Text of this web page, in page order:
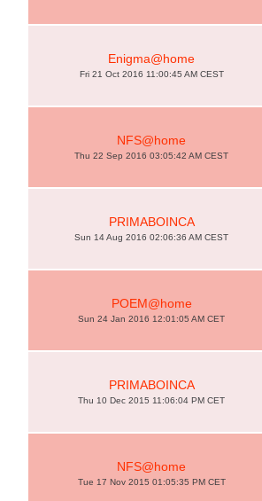
Enigma@home
Fri 21 Oct 2016 11:00:45 AM CEST
NFS@home
Thu 22 Sep 2016 03:05:42 AM CEST
PRIMABOINCA
Sun 14 Aug 2016 02:06:36 AM CEST
POEM@home
Sun 24 Jan 2016 12:01:05 AM CET
PRIMABOINCA
Thu 10 Dec 2015 11:06:04 PM CET
NFS@home
Tue 17 Nov 2015 01:05:35 PM CET